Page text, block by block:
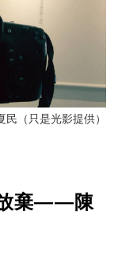
民（只是光影提供）
放棄——陳